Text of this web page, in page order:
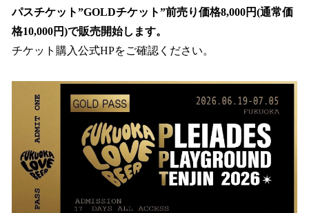
パスチケット”GOLDチケット”前売り価格8,000円(通常価
格10,000円)で販売開始します。
チケット購入公式HPをご確認ください。